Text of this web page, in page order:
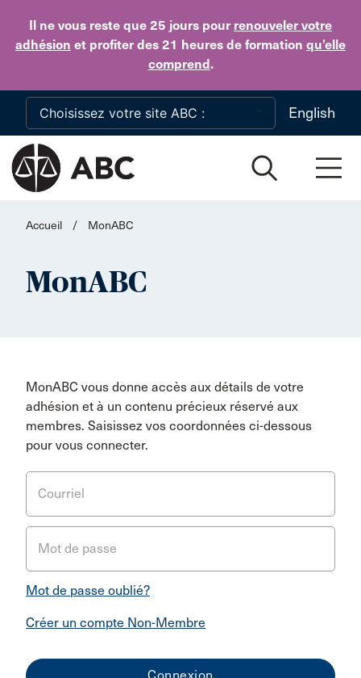
Il ne vous reste que 25 jours pour renouveler votre
adhésion et profiter des 21 heures de formation qu’elle
comprend.
Skip to main content
English
Accueil / MonABC
MonABC
MonABC vous donne accès aux détails de votre
adhésion et à un contenu précieux réservé aux
membres. Saisissez vos coordonnées ci-dessous
pour vous connecter.
Courriel
Mot de passe
Mot de passe oublié?
Créer un compte Non-Membre